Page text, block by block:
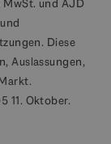
Diese
Auslassungen,
11. Oktober.